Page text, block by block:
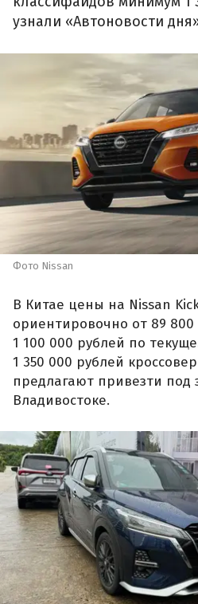
узнали «Автоновости
Фото Nissan
В Китае цены на Nissan
ориентировочно от 89
1 100 000 рублей по
1 350 000 рублей
предлагают привезти под
Владивостоке.